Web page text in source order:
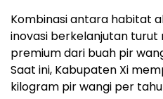
Kombinasi antara habitat
inovasi berkelanjutan turut
premium dari buah pir
Saat ini, Kabupaten Xi
kilogram pir wangi per